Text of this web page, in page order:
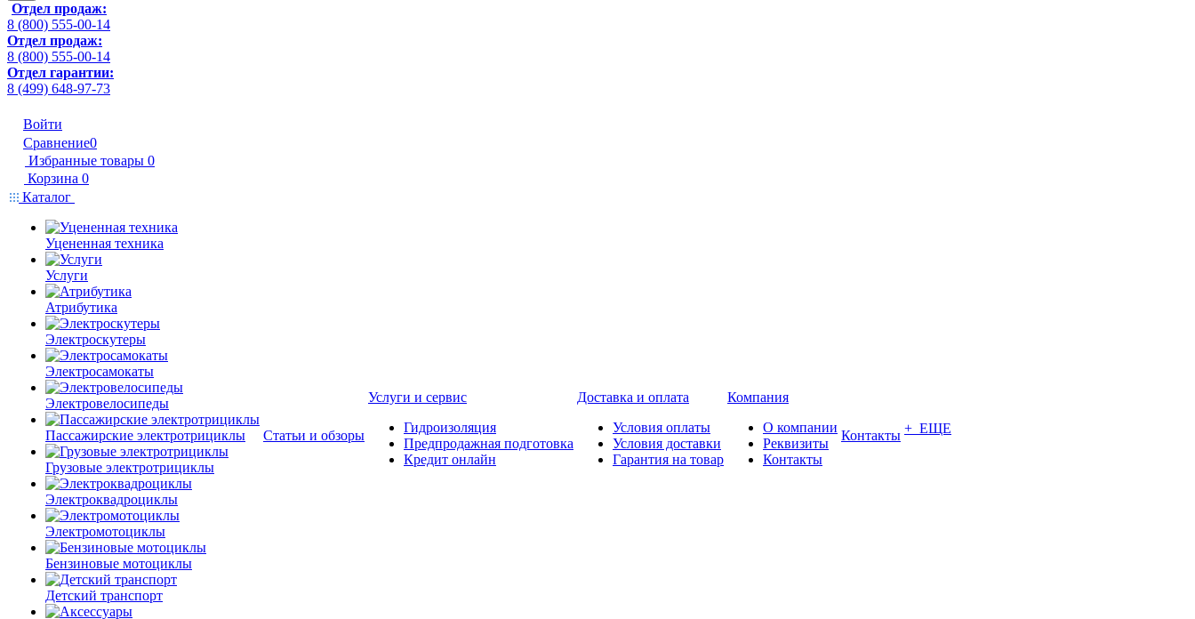
Отдел продаж:
8 (800) 555-00-14
Отдел продаж:
8 (800) 555-00-14
Отдел гарантии:
8 (499) 648-97-73
Войти
Сравнение0
Избранные товары 0
Корзина 0
Каталог
Уцененная техника
Услуги
Атрибутика
Электроскутеры
Электросамокаты
Электровелосипеды
Пассажирские электротрициклы
Грузовые электротрициклы
Электроквадроциклы
Электромотоциклы
Бензиновые мотоциклы
Детский транспорт
Статьи и обзоры
Услуги и сервис
Гидроизоляция
Предпродажная подготовка
Кредит онлайн
Доставка и оплата
Условия оплаты
Условия доставки
Гарантия на товар
Компания
О компании
Реквизиты
Контакты
Контакты + ЕЩЕ